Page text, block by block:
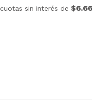
cuotas sin interés de